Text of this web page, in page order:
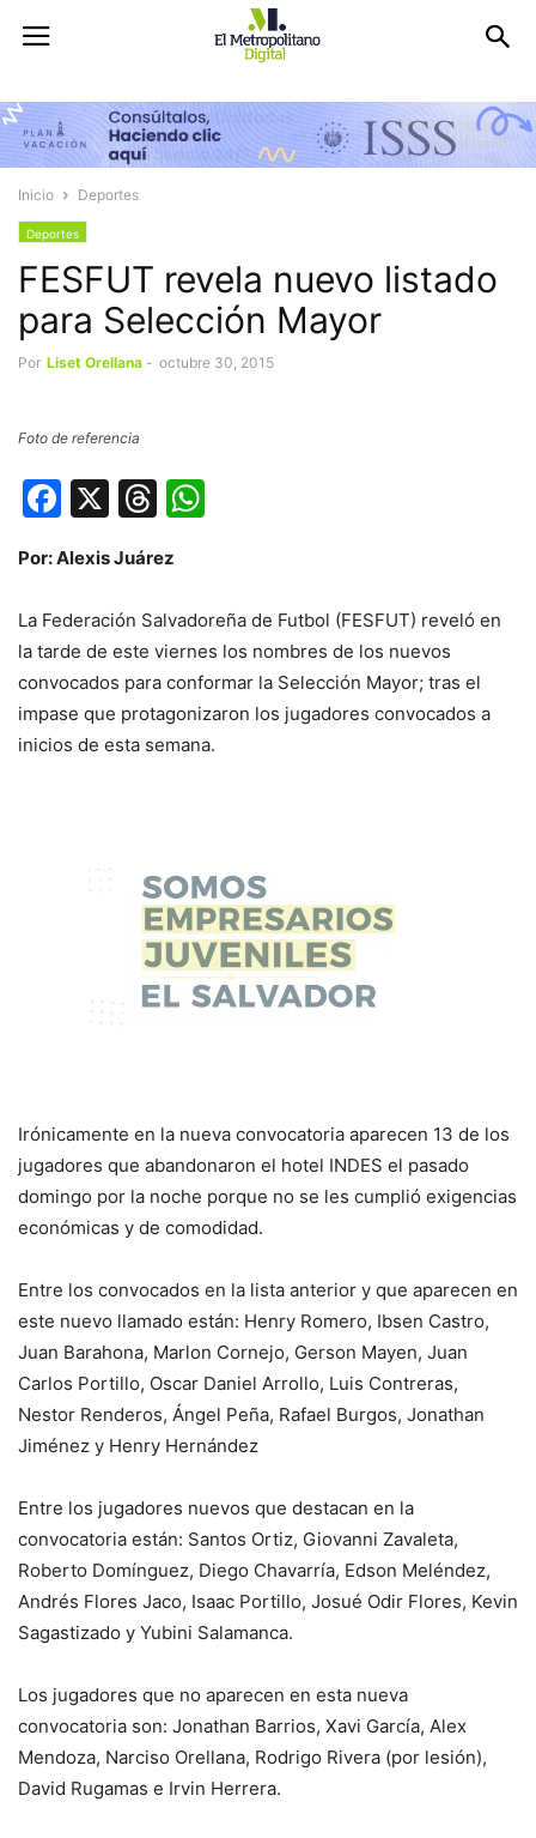
Inicio Deportes
Deportes
FESFUT revela nuevo listado
para Selección Mayor
Por Liset Orellana - octubre 30, 2015
Foto de referencia
Facebook
X Threads
Por: Alexis Juárez
La Federación Salvadoreña de Futbol (FESFUT) reveló en
la tarde de este viernes los nombres de los nuevos
convocados para conformar la Selección Mayor; tras el
impase que protagonizaron los jugadores convocados a
inicios de esta semana.
Irónicamente en la nueva convocatoria aparecen 13 de los
jugadores que abandonaron el hotel INDES el pasado
domingo por la noche porque no se les cumplió exigencias
económicas y de comodidad.
Entre los convocados en la lista anterior y que aparecen en
este nuevo llamado están: Henry Romero, Ibsen Castro,
Juan Barahona, Marlon Cornejo, Gerson Mayen, Juan
Carlos Portillo, Oscar Daniel Arrollo, Luis Contreras,
Nestor Renderos, Ángel Peña, Rafael Burgos, Jonathan
Jiménez y Henry Hernández
Entre los jugadores nuevos que destacan en la
convocatoria están: Santos Ortiz, Giovanni Zavaleta,
Roberto Domínguez, Diego Chavarría, Edson Meléndez,
Andrés Flores Jaco, Isaac Portillo, Josué Odir Flores, Kevin
Sagastizado y Yubini Salamanca.
Los jugadores que no aparecen en esta nueva
convocatoria son: Jonathan Barrios, Xavi García, Alex
Mendoza, Narciso Orellana, Rodrigo Rivera (por lesión),
David Rugamas e Irvin Herrera.